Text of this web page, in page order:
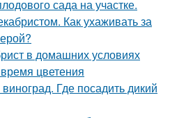
сада на участке.
Как ухаживать за
в домашних условиях
цветения
Где посадить дикий